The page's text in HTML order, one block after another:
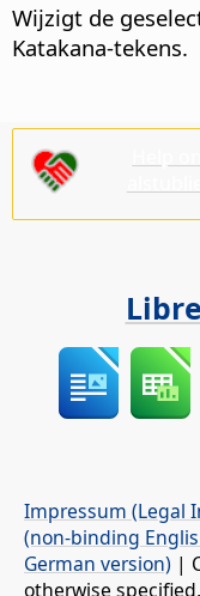
Wijzigt de
Katakana-tekens.
Impressum (Legal
(non-binding
German version) |
otherwise